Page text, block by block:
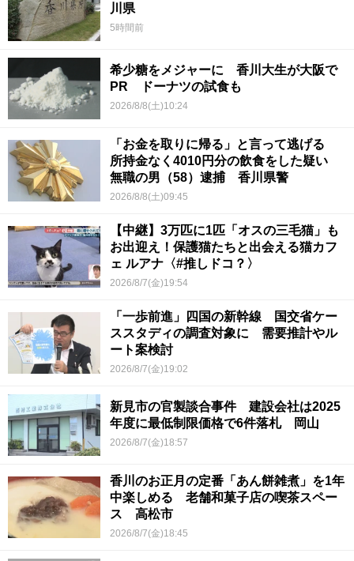
川県
5時間前
希少糖をメジャーに 香川大生が大阪で
PR ドーナツの試食も
2026/8/8(土)10:24
「お金を取りに帰る」と言って逃げる
所持金なく4010円分の飲食をした疑い
無職の男（58）逮捕 香川県警
2026/8/8(土)09:45
【中継】3万匹に1匹「オスの三毛猫」も
お出迎え！保護猫たちと出会える猫カフ
ェ ルアナ〈#推しドコ？〉
2026/8/7(金)19:54
「一歩前進」四国の新幹線 国交省ケー
ススタディの調査対象に 需要推計やル
ート案検討
2026/8/7(金)19:02
新見市の官製談合事件 建設会社は2025
年度に最低制限価格で6件落札 岡山
2026/8/7(金)18:57
香川のお正月の定番「あん餅雑煮」を1年
中楽しめる 老舗和菓子店の喫茶スペー
ス 高松市
2026/8/7(金)18:45